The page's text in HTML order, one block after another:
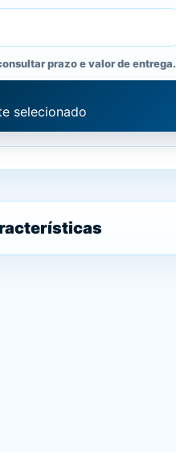
prazo e valor de entrega.
selecionado